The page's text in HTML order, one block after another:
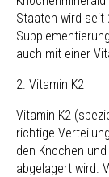
Staaten wird seit
auch mit einer
2. Vitamin K2
Vitamin K2
richtige
den Knochen
abgelagert wird.